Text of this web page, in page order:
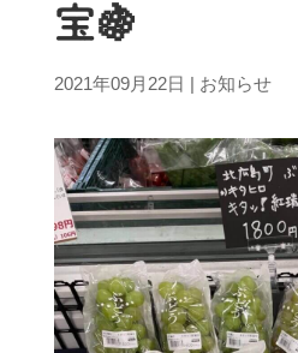
宝🍇
2021年09月22日 | お知らせ